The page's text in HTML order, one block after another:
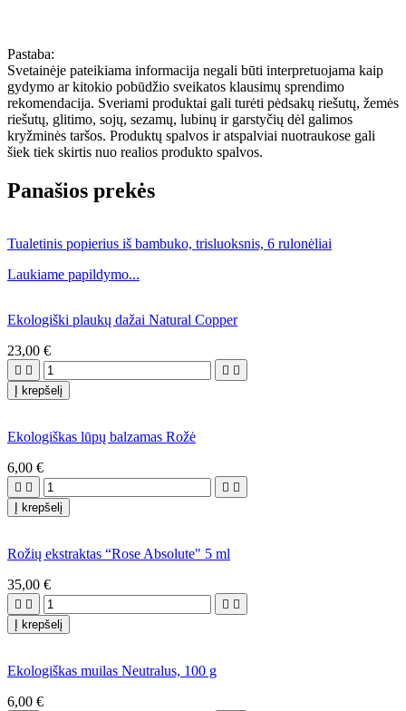
Pastaba:
Svetainėje pateikiama informacija negali būti interpretuojama kaip
gydymo ar kitokio pobūdžio sveikatos klausimų sprendimo
rekomendacija. Sveriami produktai gali turėti pėdsakų riešutų, žemės
riešutų, glitimo, sojų, sezamų, lubinų ir garstyčių dėl galimos
kryžminės taršos. Produktų spalvos ir atspalviai nuotraukose gali
šiek tiek skirtis nuo realios produkto spalvos.
Panašios prekės
Tualetinis popierius iš bambuko, trisluoksnis, 6 rulonėliai
Laukiame papildymo...
Ekologiški plaukų dažai Natural Copper
23,00 €
   
Į krepšelį
Ekologiškas lūpų balzamas Rožė
6,00 €
   
Į krepšelį
Rožių ekstraktas “Rose Absolute" 5 ml
35,00 €
   
Į krepšelį
Ekologiškas muilas Neutralus, 100 g
6,00 €